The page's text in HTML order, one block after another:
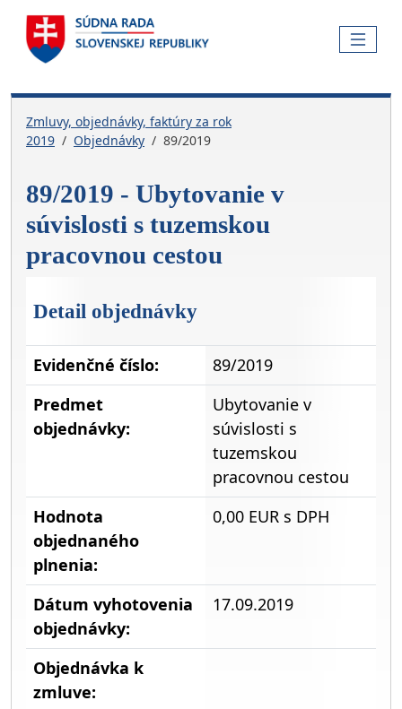
Skočiť na hlavnú navigáciu
Skočiť na obsah
Skočiť na bočnú lištu
Skočiť na pätičku
MENU
Zmluvy, objednávky, faktúry za rok
2019
Objednávky 89/2019
89/2019 - Ubytovanie v
súvislosti s tuzemskou
pracovnou cestou
Detail objednávky
Evidenčné číslo:
89/2019
Predmet
objednávky:
Ubytovanie v
súvislosti s
tuzemskou
pracovnou cestou
Hodnota
objednaného
plnenia:
0,00 EUR s DPH
Dátum vyhotovenia
objednávky:
17.09.2019
Objednávka k
zmluve: